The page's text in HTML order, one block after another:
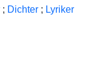
; Dichter ; Lyriker